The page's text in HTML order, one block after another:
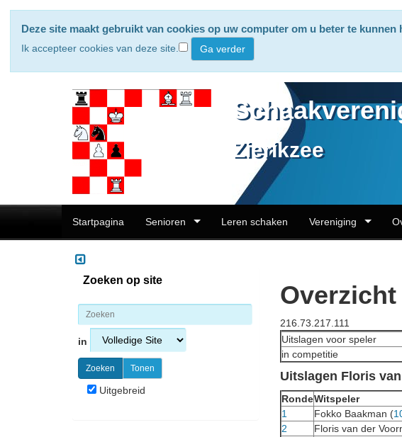
Deze site maakt gebruikt van cookies op uw computer om u beter te kunnen
Ik accepteer cookies van deze site.
Zierikzee
Startpagina Senioren Leren schaken Vereniging
216.73.217.111
Uitslagen voor speler
in competitie
Uitslagen Floris
RondeWitspeler
1
Fokko Baakman (
2
Floris van der
Zoeken op site
in
Uitgebreid